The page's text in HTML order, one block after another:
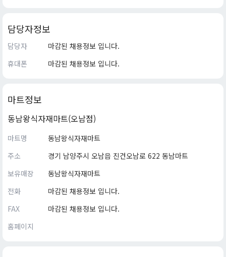
담당자정보
담당자
마감된 채용정보 입니다.
휴대폰
마감된 채용정보 입니다.
마트정보
동남왕식자재마트(오남점)
마트명
동남왕식자재마트
주소
경기 남양주시 오남읍 진건오남로 622 동남마트
보유매장
동남왕식자재마트
전화
마감된 채용정보 입니다.
FAX
마감된 채용정보 입니다.
홈페이지